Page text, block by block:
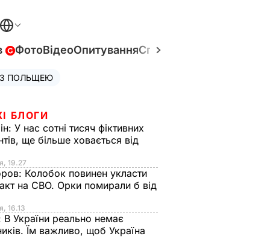
ФотоВідеоОпитуванняСпецпроєкти
ПОЛЬЩЕЮ
БЛОГИ
У нас сотні тисяч фіктивних
ще більше ховається від
19.27
Колобок повинен укласти
на СВО. Орки помирали б від
16.13
В України реально немає
Їм важливо, щоб Україна